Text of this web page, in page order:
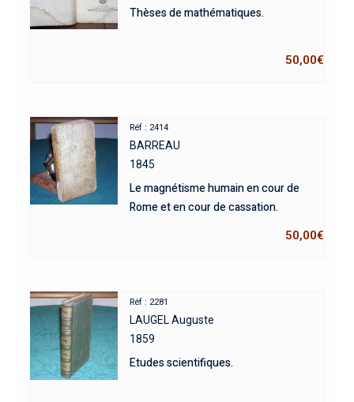
Thèses de mathématiques.
50,00€
Réf : 2414
BARREAU
1845
Le magnétisme humain en cour de
Rome et en cour de cassation.
50,00€
Réf : 2281
LAUGEL Auguste
1859
Etudes scientifiques.